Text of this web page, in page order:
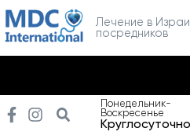
Лечение в
посредников
Понедельник-
Воскресенье
Круглосуточно